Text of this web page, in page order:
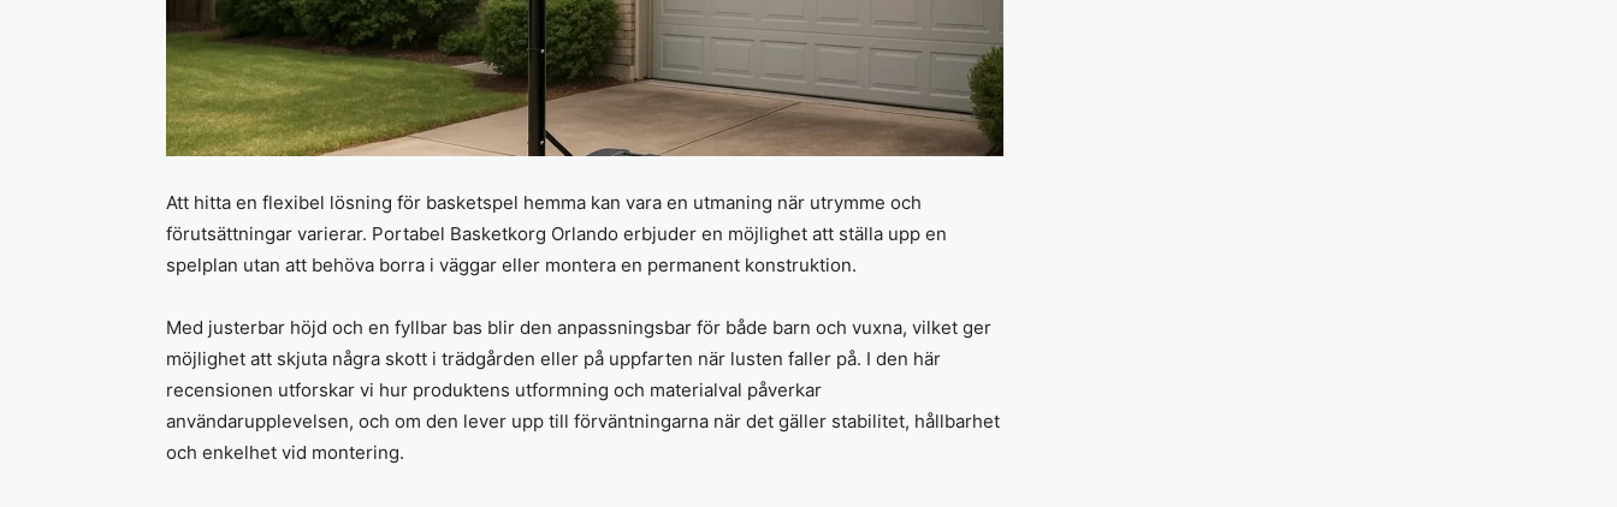
Att hitta en flexibel lösning för basketspel hemma kan vara en utmaning när utrymme och
förutsättningar varierar. Portabel Basketkorg Orlando erbjuder en möjlighet att ställa upp en
spelplan utan att behöva borra i väggar eller montera en permanent konstruktion.
Med justerbar höjd och en fyllbar bas blir den anpassningsbar för både barn och vuxna, vilket ger
möjlighet att skjuta några skott i trädgården eller på uppfarten när lusten faller på. I den här
recensionen utforskar vi hur produktens utformning och materialval påverkar
användarupplevelsen, och om den lever upp till förväntningarna när det gäller stabilitet, hållbarhet
och enkelhet vid montering.